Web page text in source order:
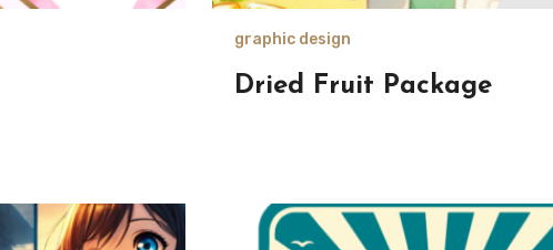
graphic design
Dried Fruit Package